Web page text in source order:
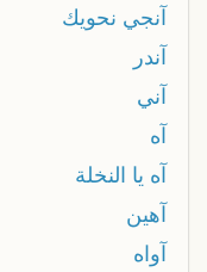
آنجي نحويك
آندر
آني
آه
آه يا النخلة
آهين
آواه